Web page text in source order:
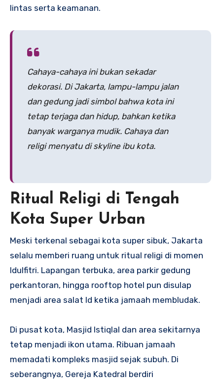
lintas serta keamanan.
Cahaya-cahaya ini bukan sekadar
dekorasi. Di Jakarta, lampu-lampu jalan
dan gedung jadi simbol bahwa kota ini
tetap terjaga dan hidup, bahkan ketika
banyak warganya mudik. Cahaya dan
religi menyatu di skyline ibu kota.
Ritual Religi di Tengah
Kota Super Urban
Meski terkenal sebagai kota super sibuk, Jakarta
selalu memberi ruang untuk ritual religi di momen
Idulfitri. Lapangan terbuka, area parkir gedung
perkantoran, hingga rooftop hotel pun disulap
menjadi area salat Id ketika jamaah membludak.
Di pusat kota, Masjid Istiqlal dan area sekitarnya
tetap menjadi ikon utama. Ribuan jamaah
memadati kompleks masjid sejak subuh. Di
seberangnya, Gereja Katedral berdiri